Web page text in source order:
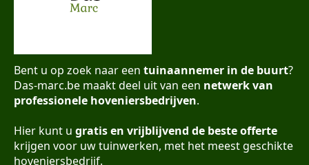
Bent u op zoek naar een tuinaannemer in de buurt?
Das-marc.be maakt deel uit van een netwerk van
professionele hoveniersbedrijven.
Hier kunt u gratis en vrijblijvend de beste offerte
krijgen voor uw tuinwerken, met het meest geschikte
hoveniersbedrijf.